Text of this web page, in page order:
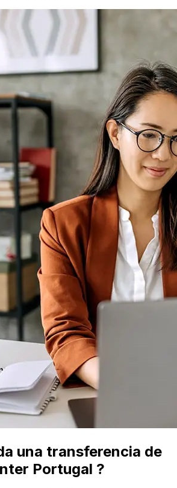
una transferencia de
Portugal ?